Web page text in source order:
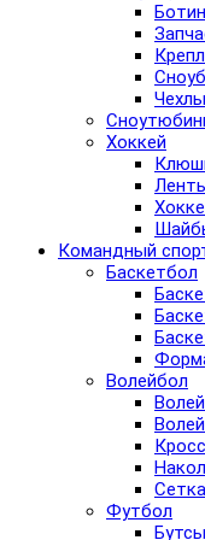
Хоккей
Командный
Баскетбол
Волейбол
Футбол